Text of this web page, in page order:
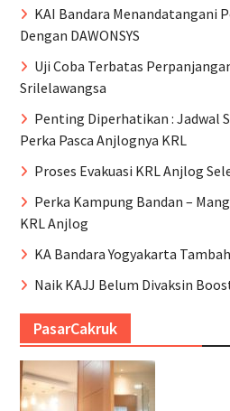
KAI Bandara Menandatangani
Dengan DAWONSYS
Uji Coba Terbatas
Srilelawangsa
Penting Diperhatikan : Jadwal
Perka Pasca Anjlognya KRL
Proses Evakuasi KRL Anjlog
Perka Kampung Bandan –
KRL Anjlog
KA Bandara Yogyakarta
Naik KAJJ Belum Divaksin
PasarCakruk